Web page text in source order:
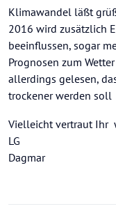
Klimawandel läßt
2016 wird zusätzlich
beeinflussen, sogar
Prognosen zum
allerdings gelesen,
trockener werden soll
Vielleicht vertraut Ihr
LG
Dagmar